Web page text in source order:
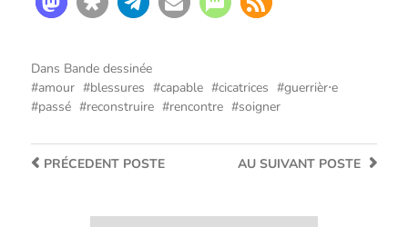
Dans Bande dessinée
amour
blessures capable cicatrices
guerrièr⋅e
passé
reconstruire rencontre soigner
AU SUIVANT POSTE
PRÉCEDENTPOSTE